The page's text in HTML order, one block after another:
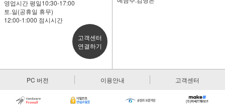
영업시간 평일10:30-17:00
토.일(공휴일 휴무)
12:00-1:000 점시시간
고객센터
연결하기
PC 버전 이용안내 고객센터